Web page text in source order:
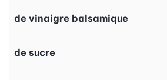
de vinaigre balsamique
de sucre